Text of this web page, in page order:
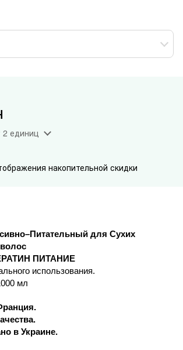
2 единиц
накопительной скидки
для Сухих
ПИТАНИЕ
использования.
мл
в Украине.